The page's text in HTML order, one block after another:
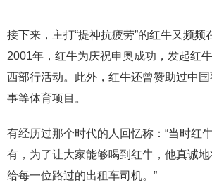
接下来，主打“提神抗疲劳”的红牛又频频
2001年，红牛为庆祝申奥成功，发起红
西部行活动。此外，红牛还曾赞助过中
事等体育项目。
有经历过那个时代的人回忆称：“当时红
有，为了让大家能够喝到红牛，他真诚
给每一位路过的出租车司机。”